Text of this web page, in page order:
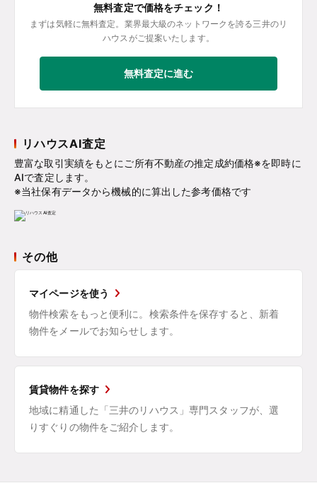
無料査定で価格をチェック！
まずは気軽に無料査定。業界最大級のネットワークを誇る三井のリ
ハウスがご提案いたします。
無料査定に進む
リハウスAI査定
豊富な取引実績をもとにご所有不動産の推定成約価格※を即時に
AIで査定します。
※当社保有データから機械的に算出した参考価格です
その他
マイページを使う
物件検索をもっと便利に。検索条件を保存すると、新着
物件をメールでお知らせします。
賃貸物件を探す
地域に精通した「三井のリハウス」専門スタッフが、選
りすぐりの物件をご紹介します。